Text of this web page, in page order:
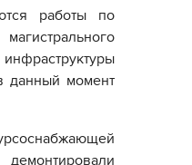
работы по
данный момент